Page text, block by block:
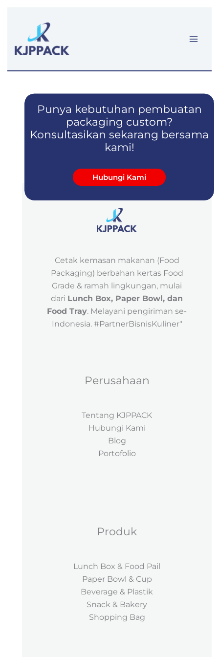
konten
Punya kebutuhan pembuatan
packaging custom?
Konsultasikan sekarang bersama
kami!
Hubungi Kami
Cetak kemasan makanan (Food
Packaging) berbahan kertas Food
Grade & ramah lingkungan, mulai
dari Lunch Box, Paper Bowl, dan
Food Tray. Melayani pengiriman se-
Indonesia. #PartnerBisnisKuliner"
Perusahaan
Tentang KJPPACK
Hubungi Kami
Blog
Portofolio
Produk
Lunch Box & Food Pail
Paper Bowl & Cup
Beverage & Plastik
Snack & Bakery
Shopping Bag